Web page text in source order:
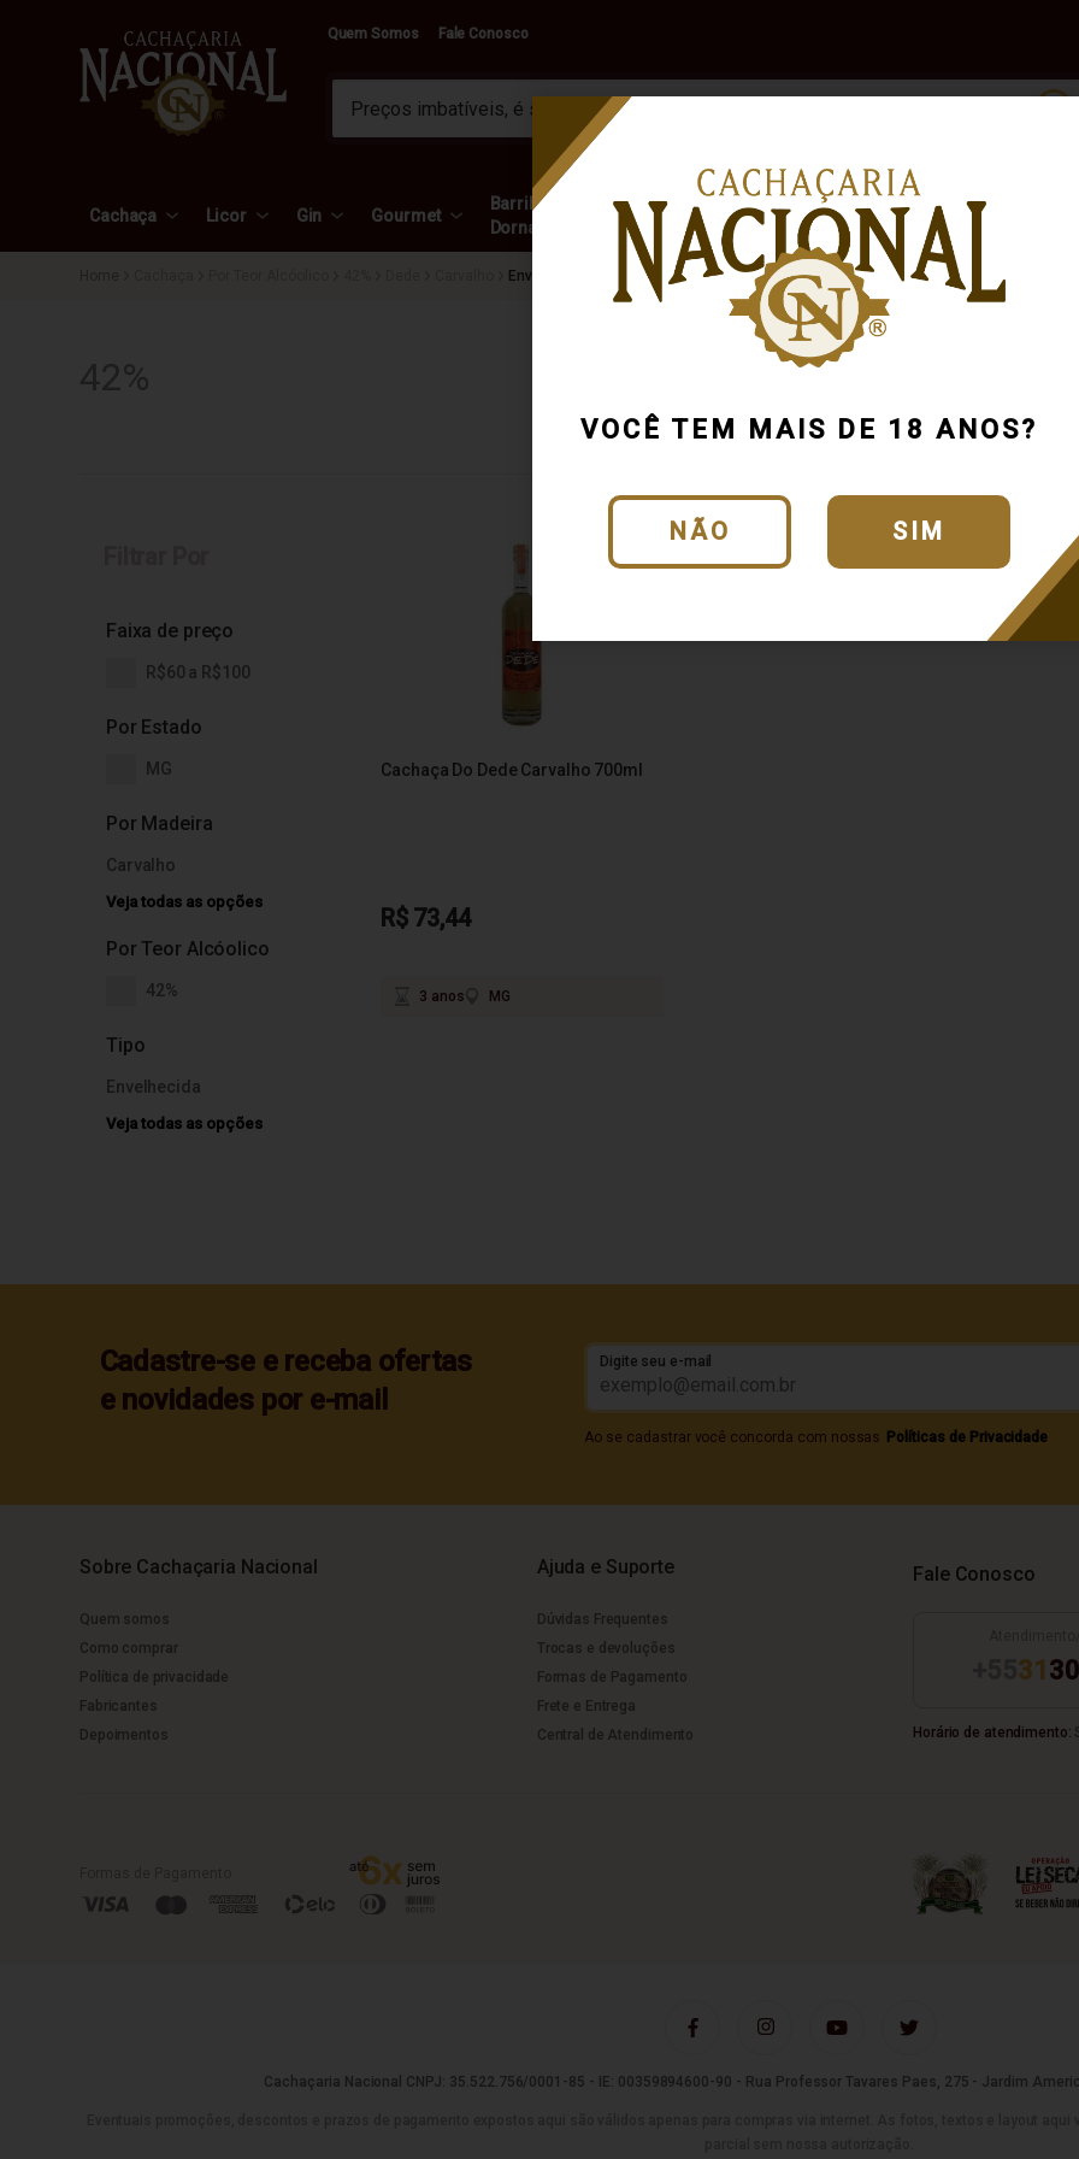
VOCÊ TEM MAIS DE 18 ANOS?
NÃO SIM
Quem Somos Fale Conosco
Cachaça Licor Gin Gourmet
Barril e
Dorna
Acessórios
Outras
Bebidas
Marcas
Envelhecida
Por Estado
MG
Por Madeira
Carvalho
Veja todas as opções
Por Teor Alcóolico
42%
Tipo
Envelhecida
Veja todas as opções
Faixa de preço
R$60 a R$100
Cachaça Do Dede Carvalho 700ml
R$ 73,44
3 anos MG
Cadastre-se e receba ofertas
e novidades por e-mail
Digite seu e-mail
Ao se cadastrar você concorda com nossas Políticas de Privacidade
Sobre Cachaçaria Nacional
Quem somos
Como comprar
Política de privacidade
Fabricantes
Depoimentos
Ajuda e Suporte
Dúvidas Frequentes
Trocas e devoluções
Formas de Pagamento
Frete e Entrega
Central de Atendimento
Fale Conosco
31
Horário de atendimento:
Cachaçaria Nacional CNPJ: 35.522.756/0001-85 - IE: 00359894600-90 - Rua Professor Tavares Paes, 275 - Jardim